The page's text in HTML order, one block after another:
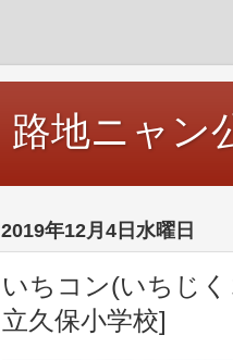
路地ニャン
2019年12月4日水曜日
いちコン(いちじ
立久保小学校]